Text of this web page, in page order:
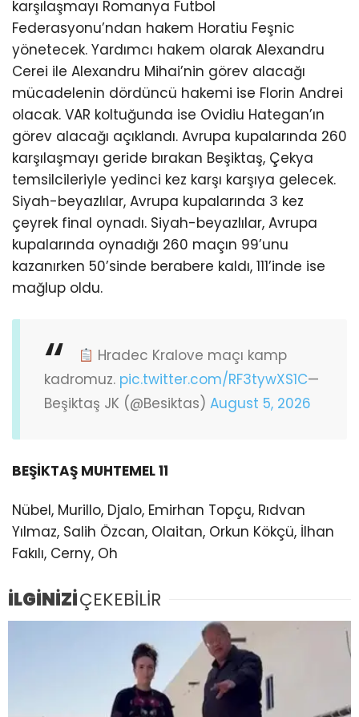
karşılaşmayı Romanya Futbol
Federasyonu’ndan hakem Horatiu Feşnic
yönetecek. Yardımcı hakem olarak Alexandru
Cerei ile Alexandru Mihai’nin görev alacağı
mücadelenin dördüncü hakemi ise Florin Andrei
olacak. VAR koltuğunda ise Ovidiu Hategan’ın
görev alacağı açıklandı. Avrupa kupalarında 260
karşılaşmayı geride bırakan Beşiktaş, Çekya
temsilcileriyle yedinci kez karşı karşıya gelecek.
Siyah-beyazlılar, Avrupa kupalarında 3 kez
çeyrek final oynadı. Siyah-beyazlılar, Avrupa
kupalarında oynadığı 260 maçın 99’unu
kazanırken 50’sinde berabere kaldı, 111’inde ise
mağlup oldu.
Hradec Kralove maçı kamp
kadromuz. pic.twitter.com/RF3tywXS1C—
Beşiktaş JK (@Besiktas) August 5, 2026
BEŞİKTAŞ MUHTEMEL 11
Nübel, Murillo, Djalo, Emirhan Topçu, Rıdvan
Yılmaz, Salih Özcan, Olaitan, Orkun Kökçü, İlhan
Fakılı, Cerny, Oh
İLGİNİZİÇEKEBİLİR